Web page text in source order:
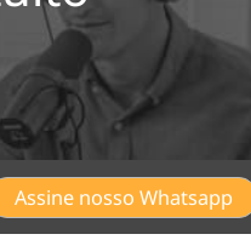
Assine nosso Whatsapp